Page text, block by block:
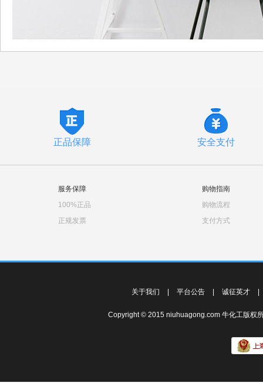
正品保障 安全支付
服务保障
100%正品
正规发票
购物指南
购物流程
支付方式
关于我们 平台公告 诚征英才
Copyright © 2015 niuhuagong.com 牛化工版权